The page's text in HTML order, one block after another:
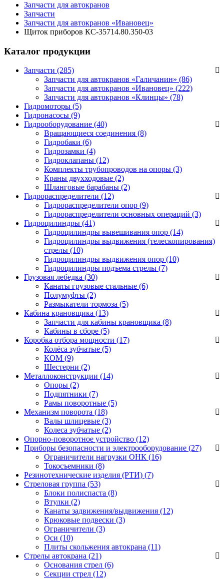
Запчасти для автокранов
Запчасти
Запчасти для автокранов «Ивановец»
Щиток приборов КС-35714.80.350-03
Каталог продукции
Запчасти (285)
Запчасти для автокранов «Галичанин» (86)
Запчасти для автокранов «Ивановец» (222)
Запчасти для автокранов «Клинцы» (78)
Гидромоторы (5)
Гидронасосы (9)
Гидрооборудование (40)
Вращающиеся соединения (8)
Гидробаки (6)
Гидрозамки (4)
Гидроклапаны (12)
Комплекты трубопроводов на опоры (3)
Краны двухходовые (2)
Шланговые барабаны (2)
Гидрораспределители (12)
Гидрораспределители опор (9)
Гидрораспределители основных операций (3)
Гидроцилиндры (41)
Гидроцилиндры вывешивания опор (14)
Гидроцилиндры выдвижения (телескопирования)
стрелы (10)
Гидроцилиндры выдвижения опор (10)
Гидроцилиндры подъема стрелы (7)
Грузовая лебедка (30)
Канаты грузовые стальные (6)
Полумуфты (2)
Размыкатели тормоза (5)
Кабина крановщика (13)
Запчасти для кабины крановщика (8)
Кабины в сборе (5)
Коробка отбора мощности (17)
Колёса зубчатые (5)
КОМ (9)
Шестерни (2)
Металлоконструкции (14)
Опоры (2)
Подпятники (7)
Рамы поворотные (5)
Механизм поворота (18)
Валы шлицевые (3)
Колеса зубчатые (2)
Опорно-поворотное устройство (12)
Приборы безопасности и электрооборудование (27)
Ограничители нагрузки ОНК (16)
Токосъемники (8)
Резинотехнические изделия (РТИ) (7)
Стреловая группа (53)
Блоки полиспаста (8)
Втулки (2)
Канаты задвижения/выдвижения (12)
Крюковые подвески (3)
Ограничители (3)
Оси (10)
Плиты скольжения автокрана (11)
Стрелы автокрана (21)
Основания стрел (6)
Секции стрел (12)